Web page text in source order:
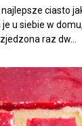
ciasto
u siebie w
raz dw...